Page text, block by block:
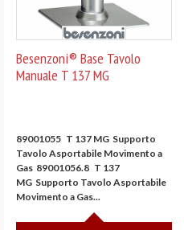
Besenzoni® Base Tavolo
Manuale T 137 MG
89001055 T 137 MG Supporto
Tavolo Asportabile Movimento a
Gas 89001056.8 T 137
MG Supporto Tavolo Asportabile
Movimento a Gas...